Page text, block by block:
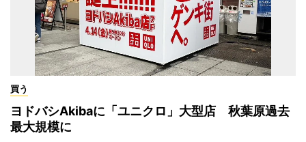
買う
ヨドバシAkibaに「ユニクロ」大型店 秋葉原過去
最大規模に